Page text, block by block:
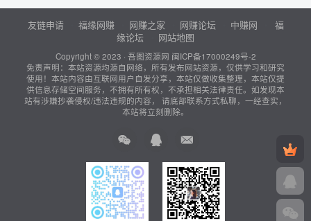
友链申请 福缘网赚 网赚之家 网赚论坛 中赚网
福
缘论坛
网站地图
Copyright © 2023 · 吾图资源网 闽ICP备17000249号-2
免责声明：本站资源均源自网络，所有发布网站资源，仅供学习和研究
使用！本站内容由互联网用户自发分享，本站仅做收集整理，本站仅提
供信息存储空间服务，不拥有所有权，不承担相关法律责任。如发现本
站有涉嫌抄袭侵权/违法违规的内容， 请底部联系方式私聊，一经查实，
本站将立刻删除。